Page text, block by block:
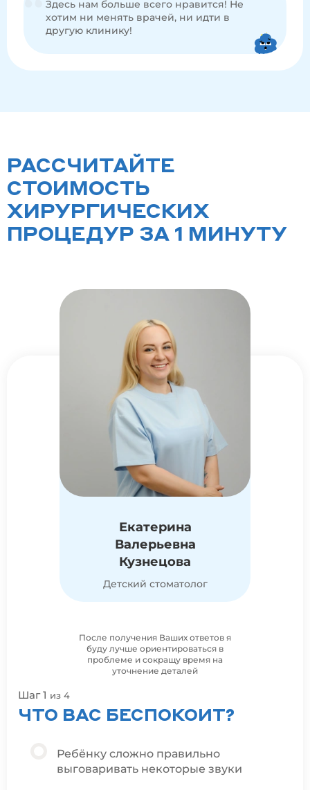
Здесь нам больше всего нравится! Не
хотим ни менять врачей, ни идти в
другую клинику!
РАССЧИТАЙТЕ
СТОИМОСТЬ
ХИРУРГИЧЕСКИХ
ПРОЦЕДУР ЗА 1 МИНУТУ
Шаг 1 из 4
ЧТО ВАС БЕСПОКОИТ?
Ребёнку сложно правильно
выговаривать некоторые звуки
Екатерина
Валерьевна
Кузнецова
Детский стоматолог
После получения Ваших ответов я
буду лучше ориентироваться в
проблеме и сокращу время на
уточнение деталей